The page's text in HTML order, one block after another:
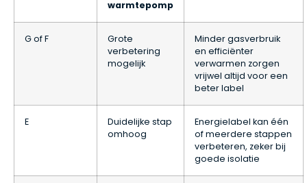
warmtepomp
G of F
Grote
verbetering
mogelijk
Minder gasverbruik
en efficiënter
verwarmen zorgen
vrijwel altijd voor een
beter label
E
Duidelijke stap
omhoog
Energielabel kan één
of meerdere stappen
verbeteren, zeker bij
goede isolatie